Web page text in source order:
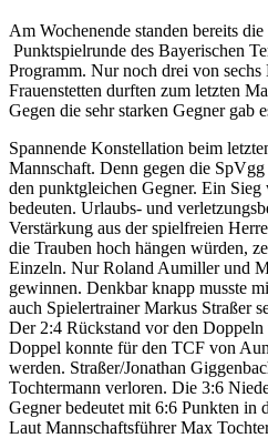
Am Wochenende standen bereits
Punktspielrunde des Bayerischen
Programm. Nur noch drei von
Frauenstetten durften zum letzten
Gegen die sehr starken Gegner gab
Spannende Konstellation beim
Mannschaft. Denn gegen die
den punktgleichen Gegner. Ein
bedeuten. Urlaubs- und
Verstärkung aus der spielfreien
die Trauben hoch hängen würden,
Einzeln. Nur Roland Aumiller und
gewinnen. Denkbar knapp musste
auch Spielertrainer Markus Straßer
Der 2:4 Rückstand vor den
Doppel konnte für den TCF von
werden. Straßer/Jonathan
Tochtermann verloren. Die 3:6
Gegner bedeutet mit 6:6 Punkten in
Laut Mannschaftsführer Max